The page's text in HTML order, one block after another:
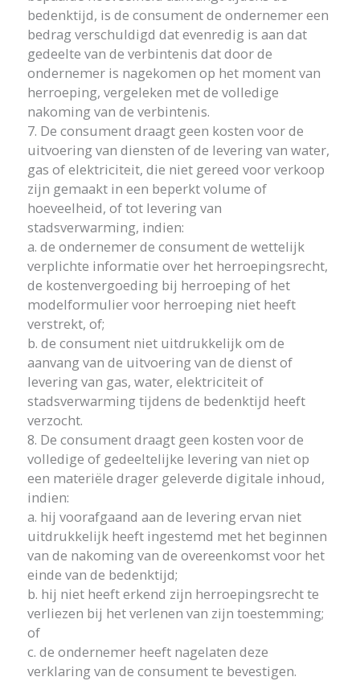
bedenktijd, is de consument de ondernemer een
bedrag verschuldigd dat evenredig is aan dat
gedeelte van de verbintenis dat door de
ondernemer is nagekomen op het moment van
herroeping, vergeleken met de volledige
nakoming van de verbintenis.
7. De consument draagt geen kosten voor de
uitvoering van diensten of de levering van water,
gas of elektriciteit, die niet gereed voor verkoop
zijn gemaakt in een beperkt volume of
hoeveelheid, of tot levering van
stadsverwarming, indien:
a. de ondernemer de consument de wettelijk
verplichte informatie over het herroepingsrecht,
de kostenvergoeding bij herroeping of het
modelformulier voor herroeping niet heeft
verstrekt, of;
b. de consument niet uitdrukkelijk om de
aanvang van de uitvoering van de dienst of
levering van gas, water, elektriciteit of
stadsverwarming tijdens de bedenktijd heeft
verzocht.
8. De consument draagt geen kosten voor de
volledige of gedeeltelijke levering van niet op
een materiële drager geleverde digitale inhoud,
indien:
a. hij voorafgaand aan de levering ervan niet
uitdrukkelijk heeft ingestemd met het beginnen
van de nakoming van de overeenkomst voor het
einde van de bedenktijd;
b. hij niet heeft erkend zijn herroepingsrecht te
verliezen bij het verlenen van zijn toestemming;
of
c. de ondernemer heeft nagelaten deze
verklaring van de consument te bevestigen.